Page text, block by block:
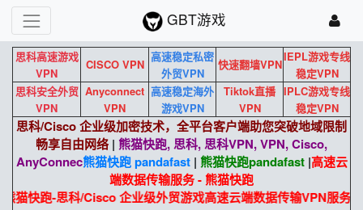
GBT游戏
思科高速游戏
VPN
CISCO VPN
高速稳定私密
外贸VPN
快速翻墙VPN
IEPL游戏专线
稳定VPN
思科安全外贸
VPN
Anyconnect
VPN
高速稳定海外
游戏VPN
Tiktok直播
VPN
IPLC游戏专线
稳定VPN
思科/Cisco 企业级加密技术，全平台客户端助您突破地域限制
畅享自由网络 | 熊猫快跑, 思科, 思科VPN, VPN, Cisco,
AnyConnec熊猫快跑 pandafast| 熊猫快跑pandafast|高速云
端数据传输服务 - 熊猫快跑
猫快跑-思科/Cisco 企业级外贸游戏高速云端数据传输VPN服务。